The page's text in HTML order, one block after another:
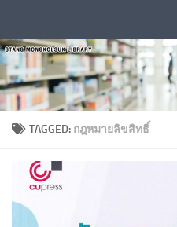
TAGGED: กฎหมายลิขสิทธิ์